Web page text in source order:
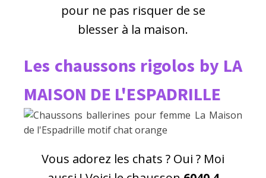
pour ne pas risquer de se
blesser à la maison.
Les chaussons rigolos by LA
MAISON DE L'ESPADRILLE
Vous adorez les chats ? Oui ? Moi